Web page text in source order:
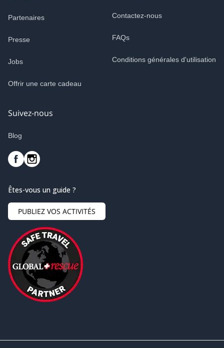
Partenaires
Presse
Jobs
Offrir une carte cadeau
Contactez-nous
FAQs
Conditions générales d'utilisation
Suivez-nous
Blog
Êtes-vous un guide ?
PUBLIEZ VOS ACTIVITÉS